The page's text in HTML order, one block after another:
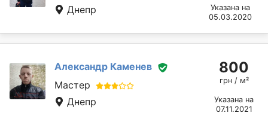
Днепр
Указана на
05.03.2020
Александр Каменев
Мастер
Днепр
800
грн / м²
Указана на
07.11.2021